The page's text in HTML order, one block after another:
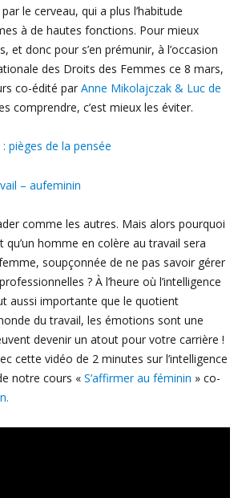
le cerveau, qui a plus l’habitude
à de hautes fonctions. Pour mieux
et donc pour s’en prémunir, à l’occasion
des Droits des Femmes ce 8 mars,
co-édité par Anne Mikolajczak & Luc de
comprendre, c’est mieux les éviter.
– aufeminin
comme les autres. Mais alors pourquoi
homme en colère au travail sera
soupçonnée de ne pas savoir gérer
? À l’heure où l’intelligence
aussi importante que le quotient
du travail, les émotions sont une
devenir un atout pour votre carrière !
cette vidéo de 2 minutes sur l’intelligence
notre cours « S’affirmer au féminin » co-